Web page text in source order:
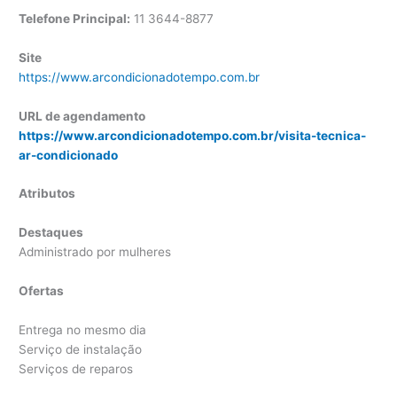
Telefone Principal: 11 3644-8877
Site
https://www.arcondicionadotempo.com.br
URL de agendamento
https://www.arcondicionadotempo.com.br/visita-tecnica-
ar-condicionado
Atributos
Destaques
Administrado por mulheres
Ofertas
Entrega no mesmo dia
Serviço de instalação
Serviços de reparos